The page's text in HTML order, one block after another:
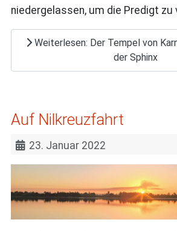
niedergelassen, um die Predigt zu
Weiterlesen: Der Tempel von
der Sphinx
Auf Nilkreuzfahrt
23. Januar 2022